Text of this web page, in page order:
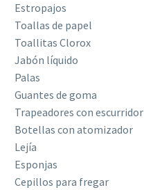
Estropajos
Toallas de papel
Toallitas Clorox
Jabón líquido
Palas
Guantes de goma
Trapeadores con escurridor
Botellas con atomizador
Lejía
Esponjas
Cepillos para fregar